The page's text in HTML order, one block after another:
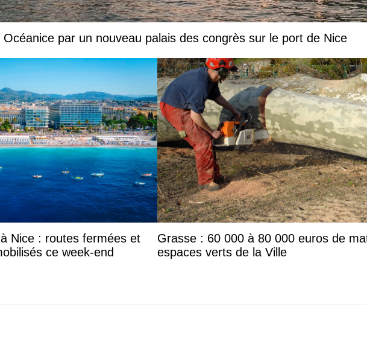
par un nouveau palais des congrès sur le port de Nice
Nice : routes fermées et
ce week-end
Grasse : 60 000 à 80 000 euros de
espaces verts de la Ville